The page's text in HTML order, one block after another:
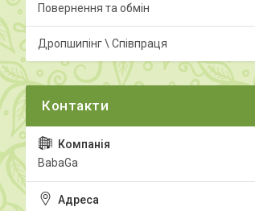
Повернення та обмін
Дропшипінг \ Співпраця
BabaGa